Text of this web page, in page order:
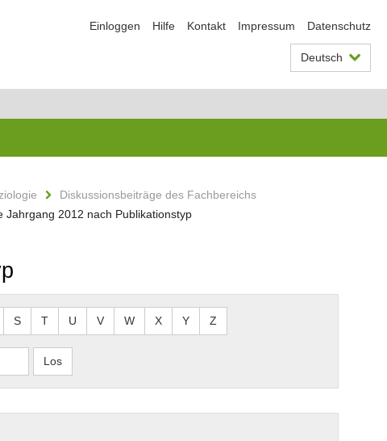
Einloggen Hilfe Kontakt Impressum Datenschutz
Deutsch
Diskussionsbeiträge des Fachbereichs
Jahrgang 2012 nach Publikationstyp
S T U V W X Y Z